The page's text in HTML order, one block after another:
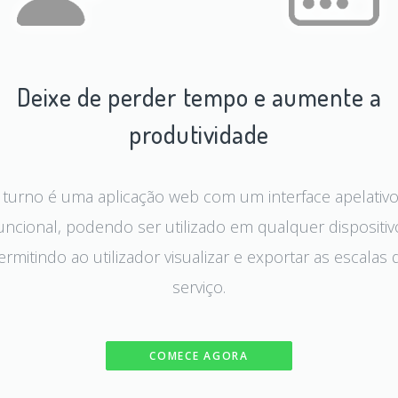
Deixe de perder tempo e aumente a
produtividade
turno é uma aplicação web com um interface
podendo ser utilizado em qualquer
ao utilizador visualizar e exportar as escalas
serviço.
COMECE AGORA